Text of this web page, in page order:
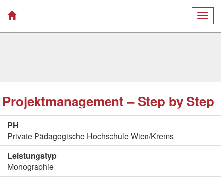
Projektmanagement – Step by Step
PH
Private Pädagogische Hochschule Wien/Krems
Leistungstyp
Monographie